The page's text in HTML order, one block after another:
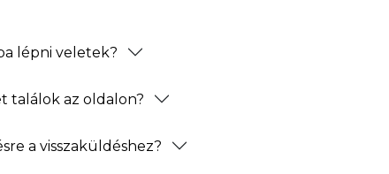
lépni veletek?
találok az oldalon?
a visszaküldéshez?